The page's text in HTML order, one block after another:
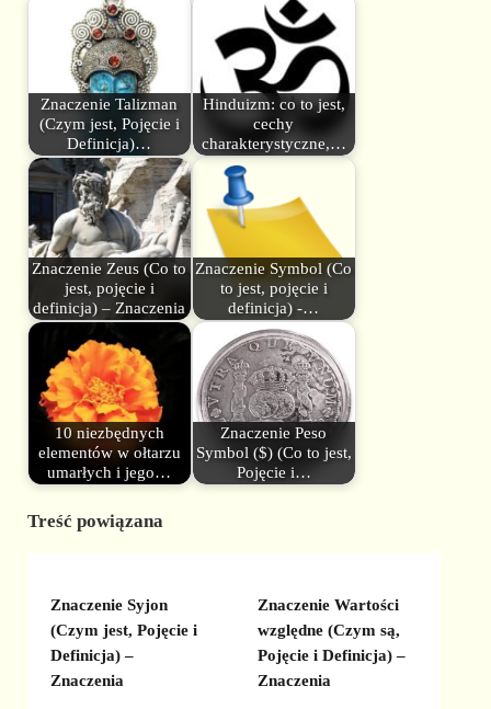
Znaczenie Talizman
(Czym jest, Pojęcie i
Definicja)…
Hinduizm: co to jest,
cechy
charakterystyczne,…
Znaczenie Zeus (Co to
jest, pojęcie i
definicja) – Znaczenia
Znaczenie Symbol (Co
to jest, pojęcie i
definicja) -…
10 niezbędnych
elementów w ołtarzu
umarłych i jego…
Znaczenie Peso
Symbol ($) (Co to jest,
Pojęcie i…
Treść powiązana
Znaczenie Syjon
(Czym jest, Pojęcie i
Definicja) –
Znaczenia
Znaczenie Wartości
względne (Czym są,
Pojęcie i Definicja) –
Znaczenia